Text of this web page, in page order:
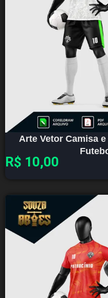
Arte Vetor Camisa
R$ 10,00